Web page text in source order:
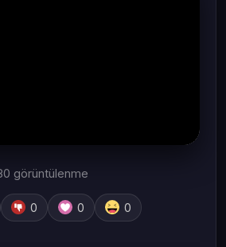
görüntülenme
0 0 0